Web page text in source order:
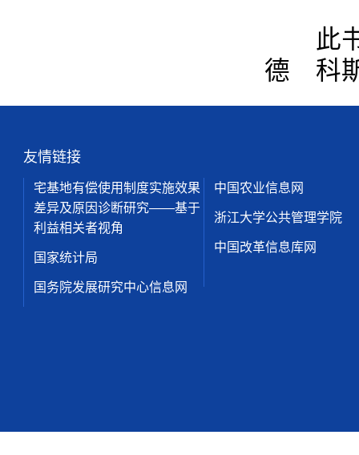
此书
德 科
友情链接
宅基地有偿使用制度实施效果
差异及原因诊断研究——基于
利益相关者视角
国家统计局
国务院发展研究中心信息网
中国农业信息网
浙江大学公共管理学院
中国改革信息库网